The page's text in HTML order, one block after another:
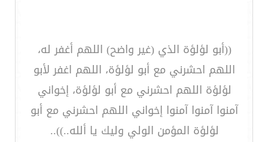
((أبو لؤلؤة الذي (غير واضح) اللهم أغفر له،
اللهم احشرني مع أبو لؤلؤة، اللهم اغفر لأبو
لؤلؤة اللهم احشرني مع أبو لؤلؤة، إخواني
آمنوا آمنوا آمنوا إخواني اللهم احشرني مع أبو
لؤلؤة المؤمن الولي وليك يا ألله..))..